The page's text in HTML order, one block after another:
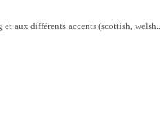
aux différents accents (scottish,